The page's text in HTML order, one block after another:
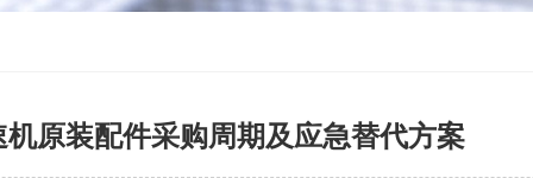
机原装配件采购周期及应急替代方案